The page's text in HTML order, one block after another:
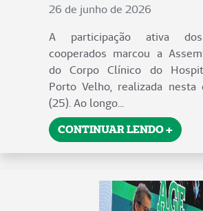
26 de junho de 2026
A participação ativa
cooperados marcou a
do Corpo Clínico do
Porto Velho, realizada nesta
(25). Ao longo...
CONTINUAR LENDO +